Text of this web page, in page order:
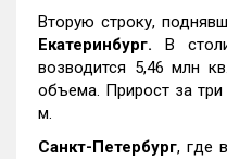
Вторую строку,
Екатеринбург. В
возводится 5,46 млн
объема. Прирост за
м.
Санкт-Петербург, где